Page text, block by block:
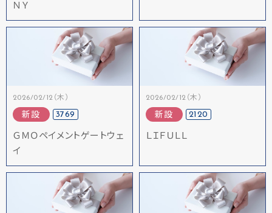
ＮＹ
2026/02/12（木）
新設 3769
ＧＭＯペイメントゲートウェ
イ
2026/02/12（木）
新設 2120
ＬＩＦＵＬＬ